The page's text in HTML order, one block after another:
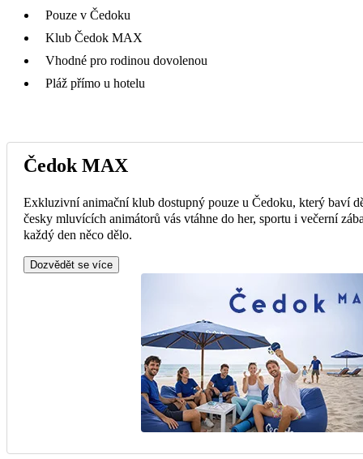
Pouze v Čedoku
Klub Čedok MAX
Vhodné pro rodinou dovolenou
Pláž přímo u hotelu
Čedok MAX
Exkluzivní animační klub dostupný pouze u Čedoku, který baví
česky mluvících animátorů vás vtáhne do her, sportu i večerní
každý den něco dělo.
Dozvědět se více